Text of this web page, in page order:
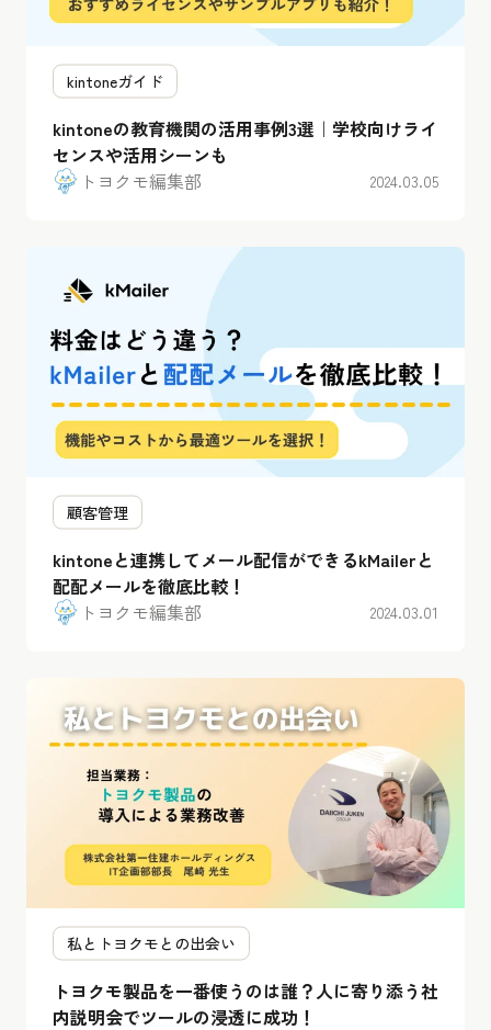
kintoneガイド
kintoneの教育機関の活用事例3選｜学校向けライ
センスや活用シーンも
トヨクモ編集部
2024.03.05
顧客管理
kintoneと連携してメール配信ができるkMailerと
配配メールを徹底比較！
トヨクモ編集部
2024.03.01
私とトヨクモとの出会い
トヨクモ製品を一番使うのは誰？人に寄り添う社
内説明会でツールの浸透に成功！